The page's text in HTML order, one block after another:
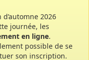
2026
journée, les
en ligne.
possible de se
son inscription.